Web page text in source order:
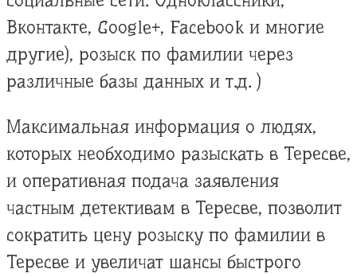
Вконтакте, Google+, Facebook и многие
другие), розыск по фамилии через
различные базы данных и т.д. )
Максимальная информация о людях,
которых необходимо разыскать в Тересве,
и оперативная подача заявления
частным детективам в Тересве, позволит
сократить цену розыску по фамилии в
Тересве и увеличат шансы быстрого